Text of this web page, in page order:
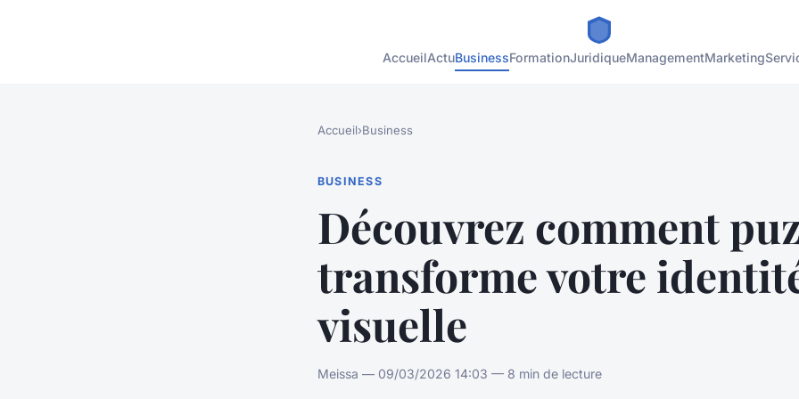
AccueilActuBusinessFormationJuridiqueManagementMarketing
Accueil›Business
BUSINESS
Découvrez comment
transforme votre
visuelle
Meissa — 09/03/2026 14:03 — 8 min de lecture